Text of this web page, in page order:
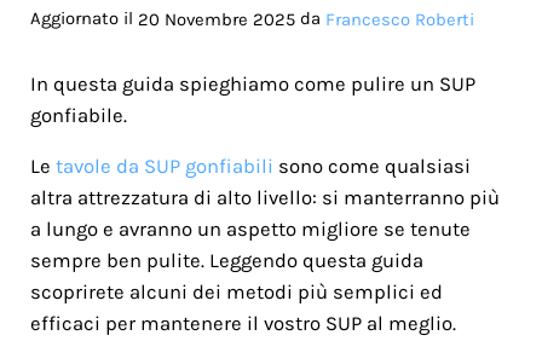
Aggiornato il 20 Novembre 2025da Francesco Roberti
In questa guida spieghiamo come pulire un SUP
gonfiabile.
Le tavole da SUP gonfiabili sono come qualsiasi
altra attrezzatura di alto livello: si manterranno più
a lungo e avranno un aspetto migliore se tenute
sempre ben pulite. Leggendo questa guida
scoprirete alcuni dei metodi più semplici ed
efficaci per mantenere il vostro SUP al meglio.